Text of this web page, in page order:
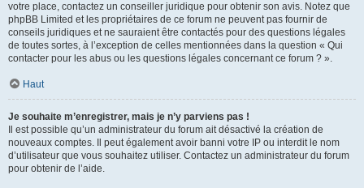
votre place, contactez un conseiller juridique pour obtenir son avis. Notez que
phpBB Limited et les propriétaires de ce forum ne peuvent pas fournir de
conseils juridiques et ne sauraient être contactés pour des questions légales
de toutes sortes, à l’exception de celles mentionnées dans la question « Qui
contacter pour les abus ou les questions légales concernant ce forum ? ».
Haut
Je souhaite m’enregistrer, mais je n’y parviens pas !
Il est possible qu’un administrateur du forum ait désactivé la création de
nouveaux comptes. Il peut également avoir banni votre IP ou interdit le nom
d’utilisateur que vous souhaitez utiliser. Contactez un administrateur du forum
pour obtenir de l’aide.